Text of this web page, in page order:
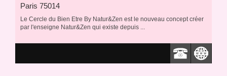
Paris 75014
Le Cercle du Bien Etre By Natur&Zen est le nouveau concept créer
par l'enseigne Natur&Zen qui existe depuis ...